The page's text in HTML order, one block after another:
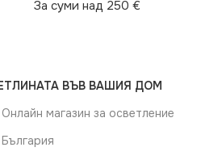
За суми над 250 €
ВЪВ ВАШИЯ ДОМ
Онлайн магазин за осветление
България